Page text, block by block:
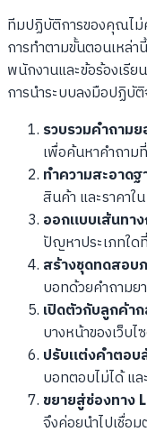
ทีมปฏิบัติการของคุณไม่
การทำตามขั้นตอนเหล่า
พนักงานและข้อร้องเรี
การนำระบบลงมือปฏิบั
รวบรวมคำถาม
เพื่อค้นหาคำถา
ทำความสะอาด
สินค้า และราคาใ
ออกแบบเส้นทา
ปัญหาประเภทใ
สร้างชุดทดสอบ
บอทด้วยคำถามย
เปิดตัวกับลูกค้า
บางหน้าของเว็บ
ปรับแต่งคำตอบ
บอทตอบไม่ได้ แ
ขยายสู่ช่องทาง
จึงค่อยนำไปเชื่อ